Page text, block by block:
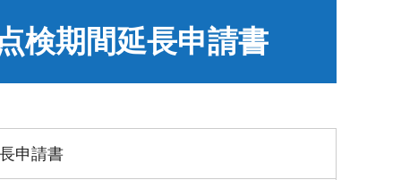
検期間延長申請書
申請書